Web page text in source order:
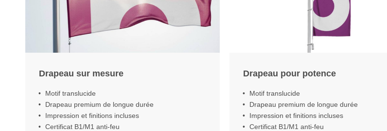
Drapeau sur mesure
Motif translucide
Drapeau premium de longue durée
Impression et finitions incluses
Certificat B1/M1 anti-feu
Drapeau pour potence
Motif translucide
Drapeau premium de longue durée
Impression et finitions incluses
Certificat B1/M1 anti-feu